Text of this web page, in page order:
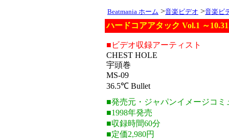
Beatmania ホーム >音楽ビデオ >音楽ビ
ハードコアアタック Vol.1 ～
■ビデオ収録アーティスト
CHEST HOLE
宇頭巻
MS-09
36.5℃ Bullet
■発売元・ジャパンイメージコミ
■1998年発売
■収録時間60分
■定価2,980円